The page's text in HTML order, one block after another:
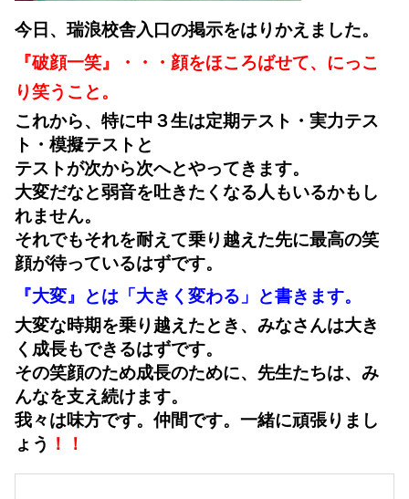
今日、瑞浪校舎入口の掲示をはりかえました。
『破顔一笑』・・・顔をほころばせて、にっこ
り笑うこと。
これから、特に中３生は定期テスト・実力テス
ト・模擬テストと
テストが次から次へとやってきます。
大変だなと弱音を吐きたくなる人もいるかもし
れません。
それでもそれを耐えて乗り越えた先に最高の笑
顔が待っているはずです。
『大変』とは「大きく変わる」と書きます。
大変な時期を乗り越えたとき、みなさんは大き
く成長もできるはずです。
その笑顔のため成長のために、先生たちは、み
んなを支え続けます。
我々は味方です。仲間です。一緒に頑張りまし
ょう ！！